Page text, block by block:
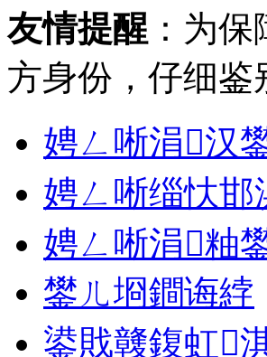
友情提醒 ：为
方身份，仔细鉴
娉ㄥ唽涓汉
娉ㄥ唽缁忕
娉ㄥ唽涓粙
鐢ㄦ埛鐧诲綍
鍙戝竷鍑虹